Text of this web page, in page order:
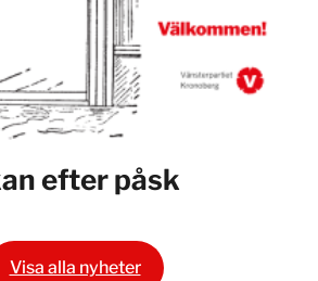
efter påsk
Visa alla nyheter